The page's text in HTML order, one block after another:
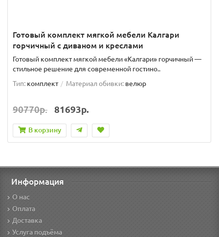
Готовый комплект мягкой мебели Калгари
горчичный с диваном и креслами
Готовый комплект мягкой мебели «Калгари» горчичный —
стильное решение для современной гостино..
Тип: комплект Материал обивки: велюр
90770р. 81693р.
В корзину
Информация
О нас
Оплата
Доставка
Услуга подъёма